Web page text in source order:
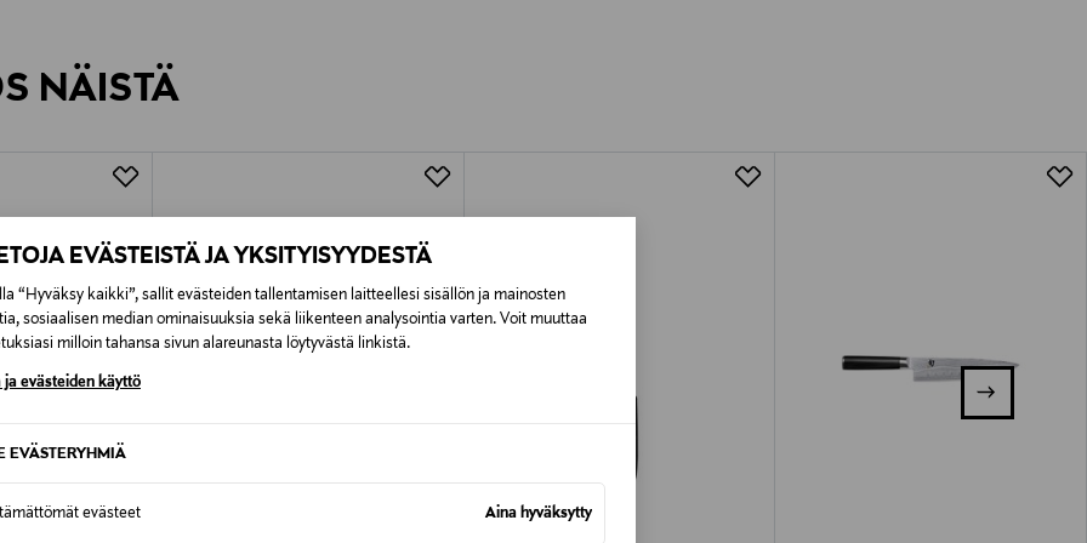
EVÄSTEISTÄ JA YKSITYISYYDESTÄ
“Hyväksy kaikki”, sallit evästeiden tallentamisen laitteellesi sisällön ja mainosten
sosiaalisen median ominaisuuksia sekä liikenteen analysointia varten. Voit muuttaa
milloin tahansa sivun alareunasta löytyvästä linkistä.
ja evästeiden käyttö
EVÄSTERYHMIÄ
evästeet Aina hyväksytty
Alk. 6,90 €, kun toimitus on saatavilla valittuun osoitteeseen.
NÄISTÄ